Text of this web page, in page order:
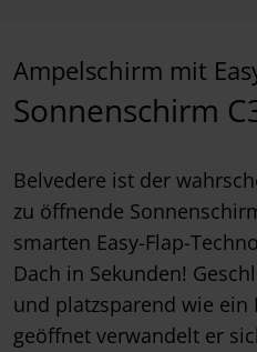
Ampelschirm mit
Sonnenschirm
Belvedere ist der
zu öffnende
smarten Easy-Flap-
Dach in Sekunden!
und platzsparend wie
geöffnet verwandelt er